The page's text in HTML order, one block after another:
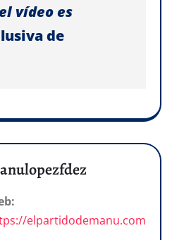
vídeo es
de
elpartidodemanu.com